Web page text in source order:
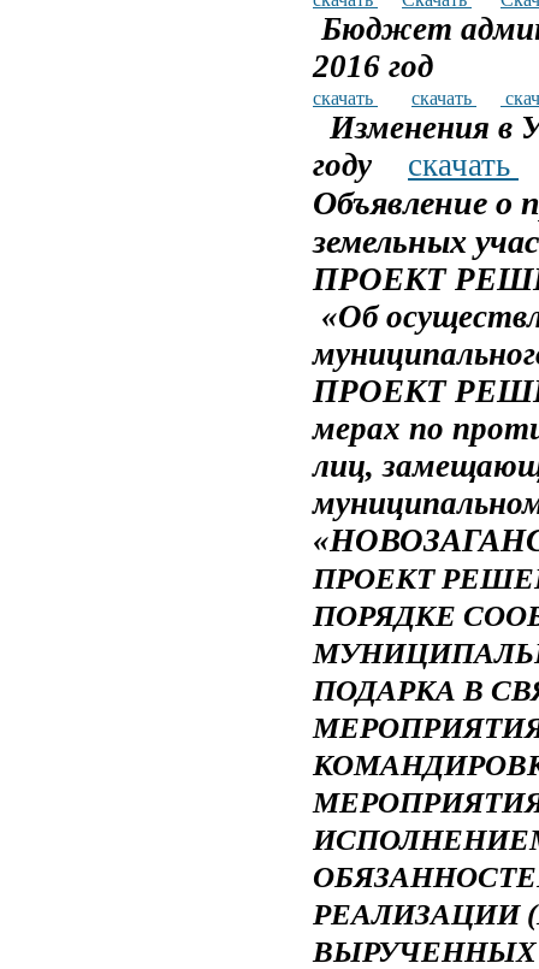
Бюджет
2016 год
скачать скачать
Изменения в
году
скачать
Объявление о
земельных
ПРОЕКТ
«Об
ПРОЕКТ
мерах по
лиц,
ПРОЕКТ
ПОРЯДКЕ
ПОДАРКА В
РЕАЛИЗАЦИИ
ВЫРУЧЕННЫХ